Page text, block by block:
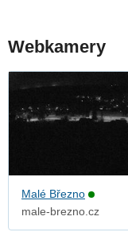
Webkamery
Malé Březno
male-brezno.cz